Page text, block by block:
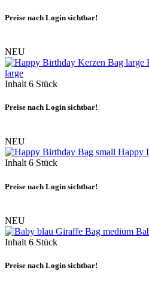
Preise nach Login sichtbar!
NEU
large
Inhalt 6 Stück
Preise nach Login sichtbar!
NEU
Happy
Inhalt6 Stück
Preise nach Login sichtbar!
NEU
Inhalt 6 Stück
Preise nach Login sichtbar!